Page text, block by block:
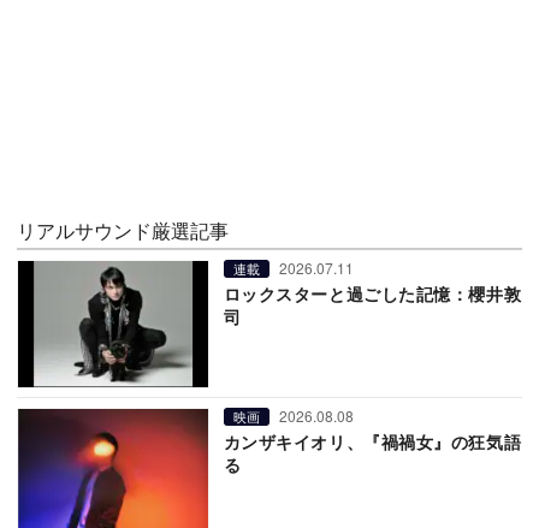
リアルサウンド厳選記事
連載 2026.07.11
ロックスターと過ごした記憶：櫻井敦
司
映画 2026.08.08
カンザキイオリ、『禍禍女』の狂気語
る